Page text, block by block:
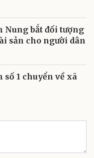
Nung bắt đối tượng
sản cho người dân
1 chuyển về xã